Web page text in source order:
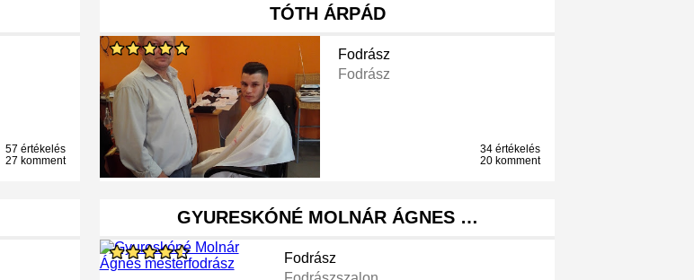
57 értékelés
27 komment
TÓTH ÁRPÁD
Fodrász
Fodrász
34 értékelés
20 komment
GYURESKÓNÉ MOLNÁR ÁGNES …
Fodrász